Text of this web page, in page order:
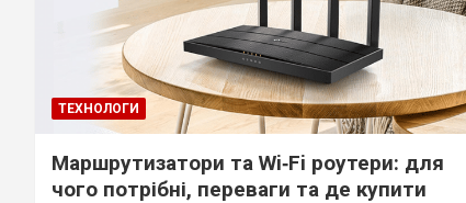
ТЕХНОЛОГИ
Маршрутизатори та Wi‑Fi роутери: для
чого потрібні, переваги та де купити